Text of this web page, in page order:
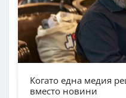
Когато една медия
вместо новини